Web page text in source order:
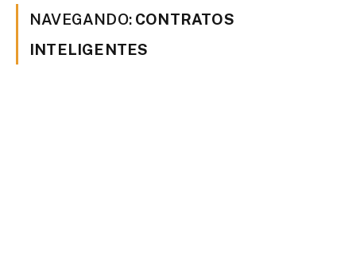
NAVEGANDO: CONTRATOS
INTELIGENTES